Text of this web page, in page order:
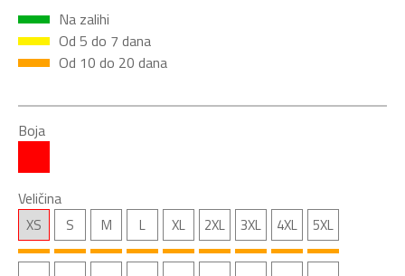
Na zalihi
Od 5 do 7 dana
Od 10 do 20 dana
Boja
Veličina
XS S M L XL 2XL 3XL 4XL 5XL